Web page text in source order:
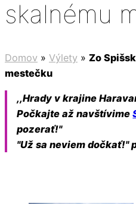
skalnému
Domov » Výlety » Zo
mestečku
,,Hrady v krajine
Počkajte až navštívime
pozerať!"
"Už sa neviem dočkať!"